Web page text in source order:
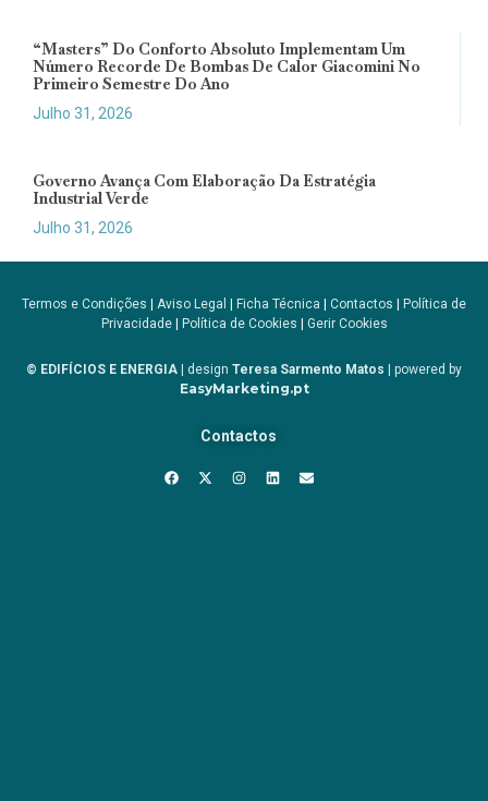
“Masters” Do Conforto Absoluto Implementam Um
Número Recorde De Bombas De Calor Giacomini No
Primeiro Semestre Do Ano
Julho 31, 2026
Governo Avança Com Elaboração Da Estratégia
Industrial Verde
Julho 31, 2026
Termos e Condições | Aviso Legal | Ficha Técnica | Contactos | Política de
Privacidade| Política de Cookies | Gerir Cookies
© EDIFÍCIOS E ENERGIA | design Teresa Sarmento Matos | powered by
EasyMarketing.pt
Contactos